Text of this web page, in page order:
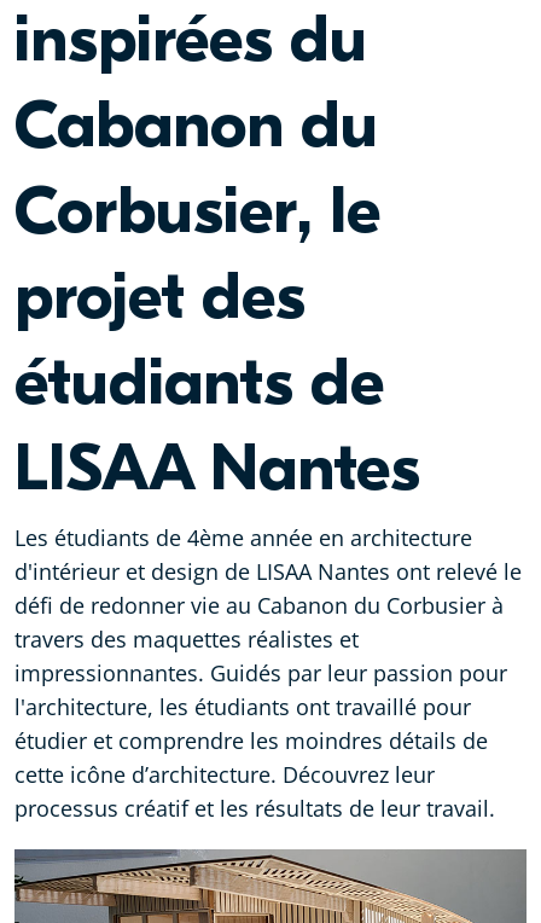
inspirées du
Cabanon du
Corbusier, le
projet des
étudiants de
LISAA Nantes
Les étudiants de 4ème année en architecture
d'intérieur et design de LISAA Nantes ont relevé le
défi de redonner vie au Cabanon du Corbusier à
travers des maquettes réalistes et
impressionnantes. Guidés par leur passion pour
l'architecture, les étudiants ont travaillé pour
étudier et comprendre les moindres détails de
cette icône d’architecture. Découvrez leur
processus créatif et les résultats de leur travail.